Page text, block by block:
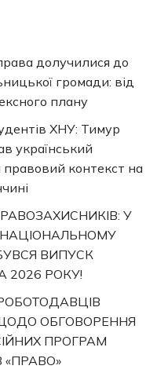
долучилися до
громади: від
плану
ХНУ: Тимур
український
правовий контекст на
У
ВИПУСК
2026 РОКУ!
ОБГОВОРЕННЯ
ПРОГРАМ
«ПРАВО»